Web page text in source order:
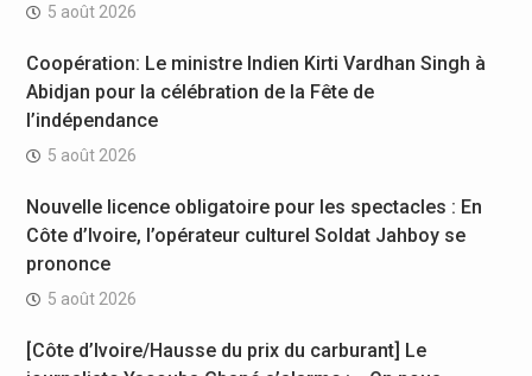
5 août 2026
Coopération: Le ministre Indien Kirti Vardhan Singh à
Abidjan pour la célébration de la Fête de
l’indépendance
5 août 2026
Nouvelle licence obligatoire pour les spectacles : En
Côte d’Ivoire, l’opérateur culturel Soldat Jahboy se
prononce
5 août 2026
[Côte d’Ivoire/Hausse du prix du carburant] Le